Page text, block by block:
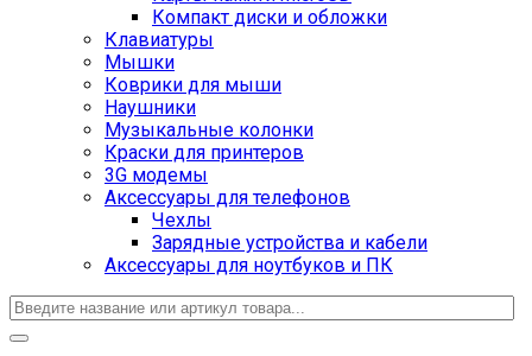
Компакт диски и обложки
Клавиатуры
Мышки
Коврики для мыши
Наушники
Музыкальные колонки
Краски для принтеров
3G модемы
Аксессуары для телефонов
Чехлы
Зарядные устройства и кабели
Аксессуары для ноутбуков и ПК